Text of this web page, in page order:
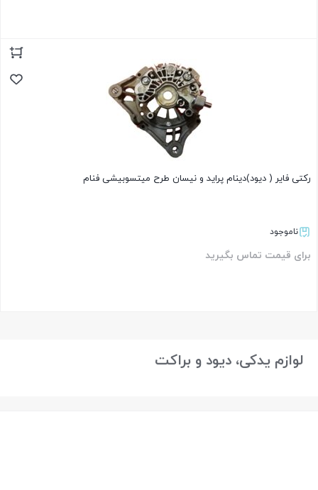
رکتی فایر ( دیود)دینام پراید و نیسان طرح میتسوبیشی فنام
ناموجود
برای قیمت تماس بگیرید
لوازم یدکی، دیود و براکت